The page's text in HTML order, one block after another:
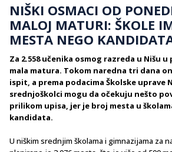
NIŠKI OSMACI OD
MALOJ MATURI: ŠKOLE
MESTA NEGO
Za 2.558 učenika osmog razreda u Nišu
mala matura. Tokom naredna tri dana
ispit, a prema podacima Školske uprave
srednjoškolci mogu da očekuju nešto
prilikom upisa, jer je broj mesta u
kandidata.
U niškim srednjim školama i gimnazijama za